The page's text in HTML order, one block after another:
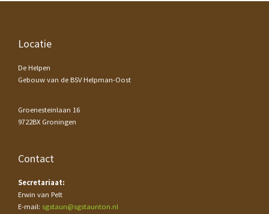
Footer
Locatie
De Helpen
Gebouw van de BSV Helpman-Oost
Groenesteinlaan 16
9722BX Groningen
Contact
Secretariaat:
Erwin van Pelt
E-mail: sgstaun@sgstaunton.nl